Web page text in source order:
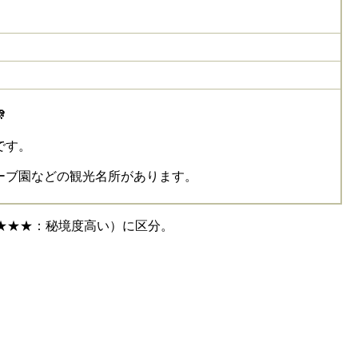
。
園などの観光名所があります。
：秘境度高い）に区分。